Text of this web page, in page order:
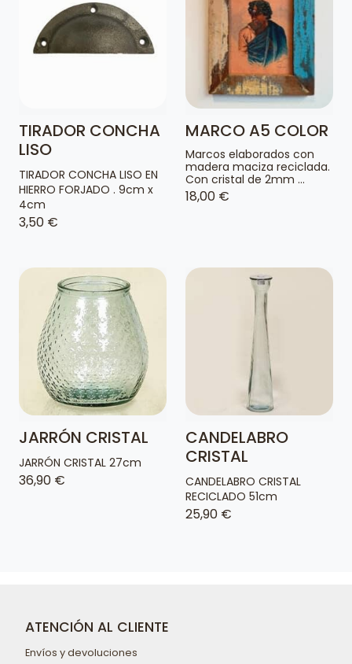
TIRADOR CONCHA
LISO
TIRADOR CONCHA LISO EN
HIERRO FORJADO . 9cm x
4cm
3,50 €
MARCO A5 COLOR
Marcos elaborados con
madera maciza reciclada.
Con cristal de 2mm ...
18,00 €
JARRÓN CRISTAL
JARRÓN CRISTAL 27cm
36,90 €
CANDELABRO
CRISTAL
CANDELABRO CRISTAL
RECICLADO 51cm
25,90 €
ATENCIÓN AL CLIENTE
Envíos y devoluciones